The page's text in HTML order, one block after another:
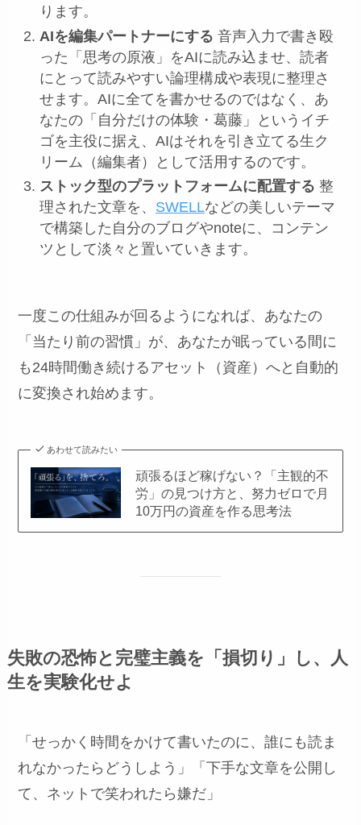
ります。
AIを編集パートナーにする 音声入力で書き殴
った「思考の原液」をAIに読み込ませ、読者
にとって読みやすい論理構成や表現に整理さ
せます。AIに全てを書かせるのではなく、あ
なたの「自分だけの体験・葛藤」というイチ
ゴを主役に据え、AIはそれを引き立てる生ク
リーム（編集者）として活用するのです。
ストック型のプラットフォームに配置する 整
理された文章を、 SWELLなどの美しいテーマ
で構築した自分のブログやnoteに、コンテン
ツとして淡々と置いていきます。
一度この仕組みが回るようになれば、あなたの
「当たり前の習慣」が、あなたが眠っている間に
も24時間働き続けるアセット（資産）へと自動的
に変換され始めます。
あわせて読みたい
頑張るほど稼げない？「主観的不
労」の見つけ方と、努力ゼロで月
10万円の資産を作る思考法
失敗の恐怖と完璧主義を「損切り」し、人
生を実験化せよ
「せっかく時間をかけて書いたのに、誰にも読ま
れなかったらどうしよう」「下手な文章を公開し
て、ネットで笑われたら嫌だ」